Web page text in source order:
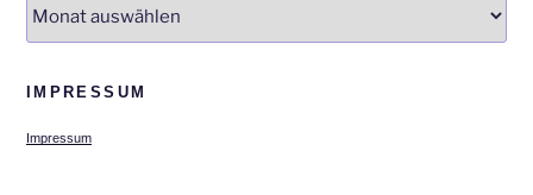
Beiträge
IMPRESSUM
Impressum